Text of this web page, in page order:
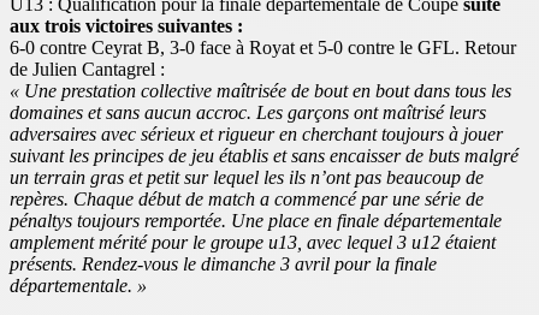
U13 : Qualification pour la finale départementale de Coupe suite
aux trois victoires suivantes :
6-0 contre Ceyrat B, 3-0 face à Royat et 5-0 contre le GFL. Retour
de Julien Cantagrel :
« Une prestation collective maîtrisée de bout en bout dans tous les
domaines et sans aucun accroc. Les garçons ont maîtrisé leurs
adversaires avec sérieux et rigueur en cherchant toujours à jouer
suivant les principes de jeu établis et sans encaisser de buts malgré
un terrain gras et petit sur lequel les ils n’ont pas beaucoup de
repères. Chaque début de match a commencé par une série de
pénaltys toujours remportée. Une place en finale départementale
amplement mérité pour le groupe u13, avec lequel 3 u12 étaient
présents. Rendez-vous le dimanche 3 avril pour la finale
départementale. »